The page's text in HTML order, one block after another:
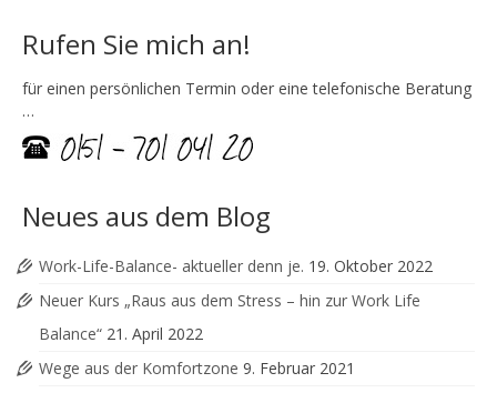
Rufen Sie mich an!
für einen persönlichen Termin oder eine telefonische Beratung
…
Neues aus dem Blog
Work-Life-Balance- aktueller denn je. 19. Oktober 2022
Neuer Kurs „Raus aus dem Stress – hin zur Work Life
Balance“ 21. April 2022
Wege aus der Komfortzone 9. Februar 2021